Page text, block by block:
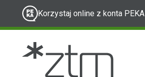
Korzystaj online z konta PEKA